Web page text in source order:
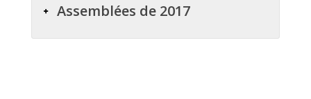
Assemblées de 2017